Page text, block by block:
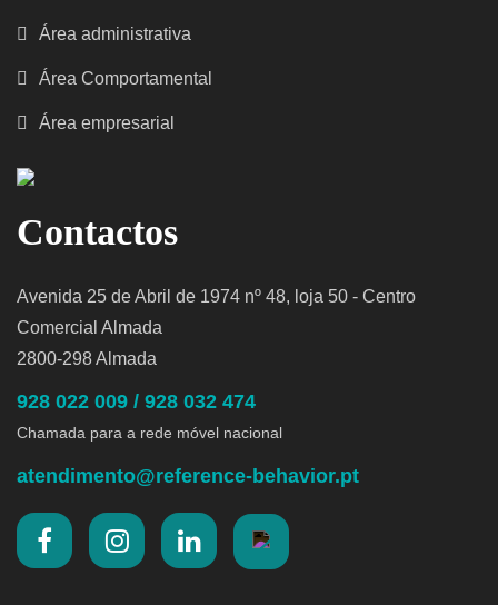
Área administrativa
Área Comportamental
Área empresarial
Contactos
Avenida 25 de Abril de 1974 nº 48, loja 50 - Centro
Comercial Almada
2800-298 Almada
928 022 009 / 928 032 474
Chamada para a rede móvel nacional
atendimento@reference-behavior.pt